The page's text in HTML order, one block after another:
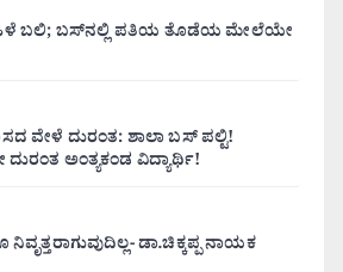
ಬಲಿ; ಬಸ್‌ನಲ್ಲಿ ಪತಿಯ ತೊಡೆಯ ಮೇಲೆಯೇ
ವೇಳೆ ದುರಂತ: ಶಾಲಾ ಬಸ್ ಪಲ್ಟಿ!
ದುರಂತ ಅಂತ್ಯಕಂಡ ವಿದ್ಯಾರ್ಥಿ!
ಡಾ.ಚಿಕ್ಕಪ್ಪ ನಾಯಕ